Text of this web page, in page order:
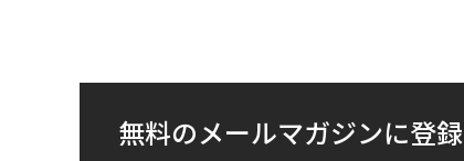
無料のメールマガジンに登録